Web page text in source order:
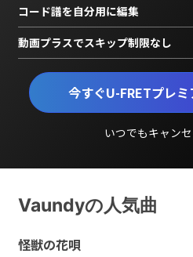
今すぐU-FRETプレ
いつでもキャン
コード譜を自分用に編集
動画プラスでスキップ制限なし
Vaundyの人気曲
怪獣の花唄